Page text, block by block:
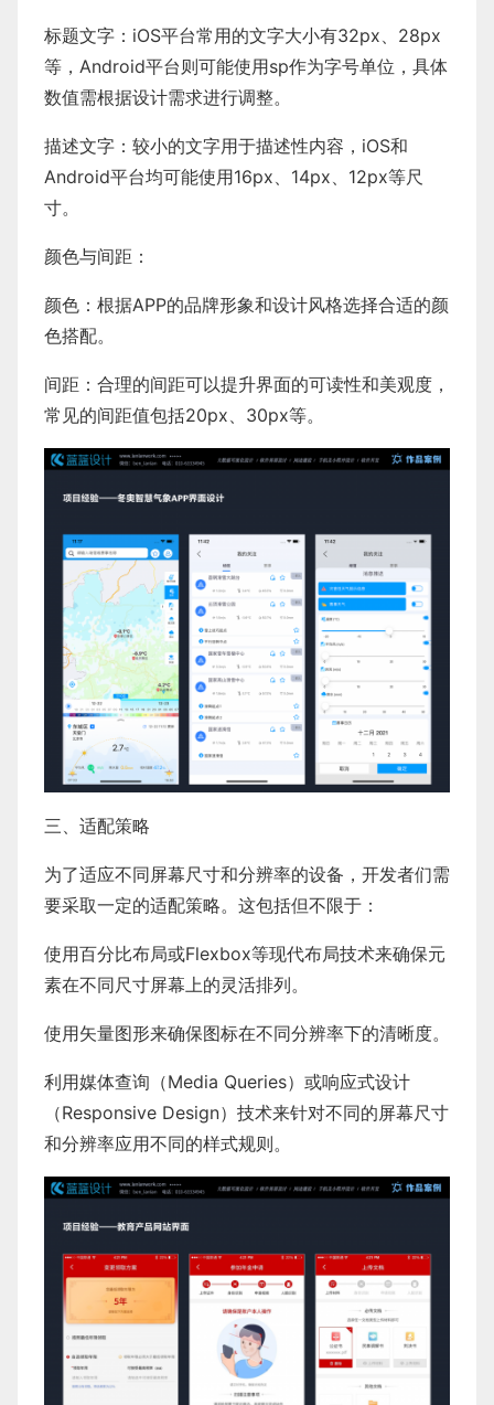
标题文字：iOS平台常用的文字大小有32px、28px
等，Android平台则可能使用sp作为字号单位，具体
数值需根据设计需求进行调整。
描述文字：较小的文字用于描述性内容，iOS和
Android平台均可能使用16px、14px、12px等尺
寸。
颜色与间距：
颜色：根据APP的品牌形象和设计风格选择合适的颜
色搭配。
间距：合理的间距可以提升界面的可读性和美观度，
常见的间距值包括20px、30px等。
三、适配策略
为了适应不同屏幕尺寸和分辨率的设备，开发者们需
要采取一定的适配策略。这包括但不限于：
使用百分比布局或Flexbox等现代布局技术来确保元
素在不同尺寸屏幕上的灵活排列。
使用矢量图形来确保图标在不同分辨率下的清晰度。
利用媒体查询（Media Queries）或响应式设计
（Responsive Design）技术来针对不同的屏幕尺寸
和分辨率应用不同的样式规则。